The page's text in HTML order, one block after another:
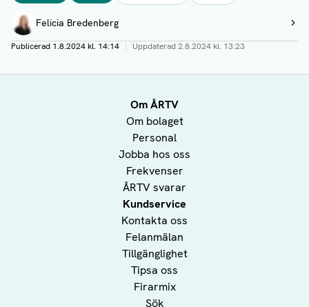
Författare
Felicia Bredenberg
Visa profil
Publicerad 1.8.2024 kl. 14:14 | Uppdaterad2.8.2024 kl. 13:23
Om ÅRTV
Om bolaget
Personal
Jobba hos oss
Frekvenser
ÅRTV svarar
Kundservice
Kontakta oss
Felanmälan
Tillgänglighet
Tipsa oss
Firarmix
Sök